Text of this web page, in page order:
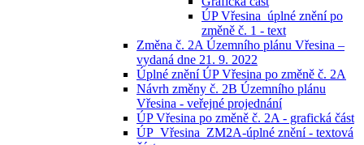
ÚP Vřesina_úplné znění po
změně č. 1 - text
Změna č. 2A Územního plánu Vřesina –
vydaná dne 21. 9. 2022
Úplné znění ÚP Vřesina po změně č. 2A
Návrh změny č. 2B Územního plánu
Vřesina - veřejné projednání
ÚP Vřesina po změně č. 2A - grafická část
ÚP_Vřesina_ZM2A-úplné znění - textová